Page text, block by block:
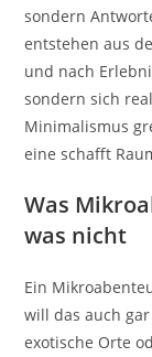
sondern
entstehen aus
und nach
sondern sich
Minimalismus
eine schafft
Was
was nicht
Ein
will das auch
exotische Orte